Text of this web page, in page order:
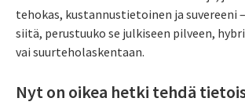
tehokas, kustannustietoinen ja suvereeni
siitä, perustuuko se julkiseen pilveen,
vai suurteholaskentaan.
Nyt on oikea hetki tehdä